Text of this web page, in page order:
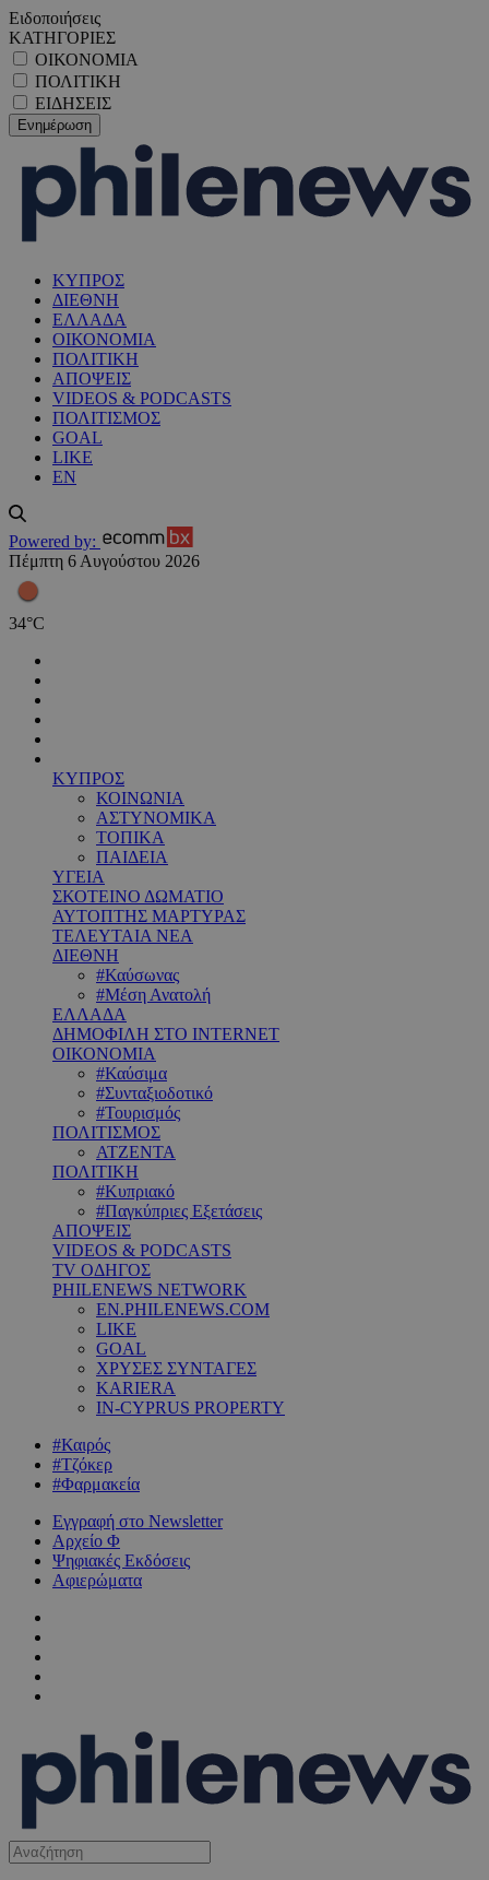
Ειδοποιήσεις
ΚΑΤΗΓΟΡΙΕΣ
ΟΙΚΟΝΟΜΙΑ
ΠΟΛΙΤΙΚΗ
ΕΙΔΗΣΕΙΣ
ΚΥΠΡΟΣ
ΔΙΕΘΝΗ
ΕΛΛΑΔΑ
ΟΙΚΟΝΟΜΙΑ
ΠΟΛΙΤΙΚΗ
ΑΠΟΨΕΙΣ
VIDEOS & PODCASTS
ΠΟΛΙΤΙΣΜΟΣ
GOAL
LIKE
EN
Powered by:
Πέμπτη 6 Αυγούστου 2026
34°C
ΚΥΠΡΟΣ
ΚΟΙΝΩΝΙΑ
ΑΣΤΥΝΟΜΙΚΑ
ΤΟΠΙΚΑ
ΠΑΙΔΕΙΑ
ΥΓΕΙΑ
ΣΚΟΤΕΙΝΟ ΔΩΜΑΤΙΟ
ΑΥΤΟΠΤΗΣ ΜΑΡΤΥΡΑΣ
ΤΕΛΕΥΤΑΙΑ ΝΕΑ
ΔΙΕΘΝΗ
#Καύσωνας
#Μέση Ανατολή
ΕΛΛΑΔΑ
ΔΗΜΟΦΙΛΗ ΣΤΟ INTERNET
ΟΙΚΟΝΟΜΙΑ
#Καύσιμα
#Συνταξιοδοτικό
#Τουρισμός
ΠΟΛΙΤΙΣΜΟΣ
ΑΤΖΕΝΤΑ
ΠΟΛΙΤΙΚΗ
#Κυπριακό
#Παγκύπριες Εξετάσεις
ΑΠΟΨΕΙΣ
VIDEOS & PODCASTS
TV ΟΔΗΓΟΣ
PHILENEWS NETWORK
EN.PHILENEWS.COM
LIKE
GOAL
ΧΡΥΣΕΣ ΣΥΝΤΑΓΕΣ
KARIERA
IN-CYPRUS PROPERTY
#Καιρός
#Τζόκερ
#Φαρμακεία
Εγγραφή στο Newsletter
Αρχείο Φ
Ψηφιακές Εκδόσεις
Αφιερώματα